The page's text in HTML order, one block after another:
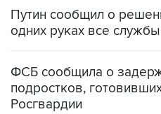
Путин сообщил о
одних руках все
ФСБ сообщила о
подростков,
Росгвардии